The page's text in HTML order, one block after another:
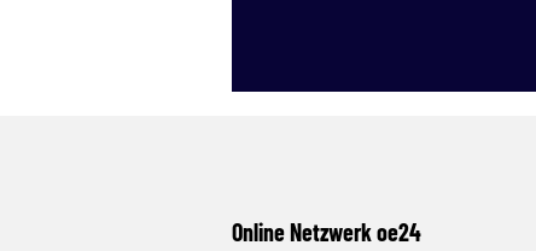
Online Netzwerk oe24